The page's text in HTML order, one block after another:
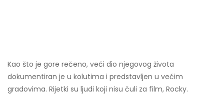
Kao što je gore rečeno, veći dio njegovog života
dokumentiran je u kolutima i predstavljen u većim
gradovima. Rijetki su ljudi koji nisu čuli za film, Rocky.